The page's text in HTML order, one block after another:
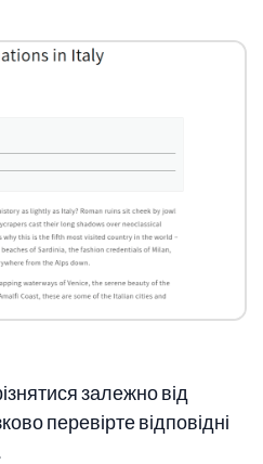
залежно від
перевірте відповідні